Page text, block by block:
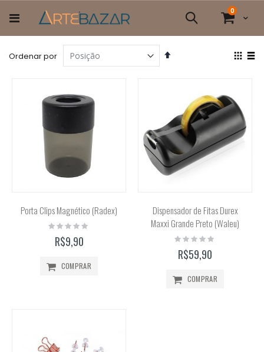
para
o
conteúdo
Cart
0itens
Pesquisa
Ordenar por
Definir
Ver
Porta Clips Magnético (Radex)
Rating:
R$9,90
COMPRAR
Dispensador de Fitas Durex
Maxxi Grande Preto (Waleu)
Rating:
R$59,90
COMPRAR